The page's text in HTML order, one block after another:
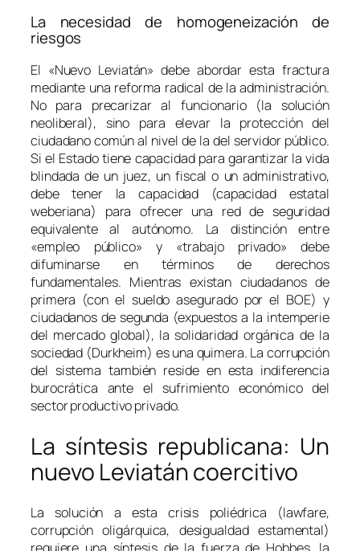
La necesidad de homogeneización de
riesgos
El «Nuevo Leviatán» debe abordar esta fractura
mediante una reforma radical de la administración.
No para precarizar al funcionario (la solución
neoliberal), sino para elevar la protección del
ciudadano común al nivel de la del servidor público.
Si el Estado tiene capacidad para garantizar la vida
blindada de un juez, un fiscal o un administrativo,
debe tener la capacidad (capacidad estatal
weberiana) para ofrecer una red de seguridad
equivalente al autónomo. La distinción entre
«empleo público» y «trabajo privado» debe
difuminarse en términos de derechos
fundamentales. Mientras existan ciudadanos de
primera (con el sueldo asegurado por el BOE) y
ciudadanos de segunda (expuestos a la intemperie
del mercado global), la solidaridad orgánica de la
sociedad (Durkheim) es una quimera. La corrupción
del sistema también reside en esta indiferencia
burocrática ante el sufrimiento económico del
sector productivo privado.
La síntesis republicana: Un
nuevo Leviatán coercitivo
La solución a esta crisis poliédrica (lawfare,
corrupción oligárquica, desigualdad estamental)